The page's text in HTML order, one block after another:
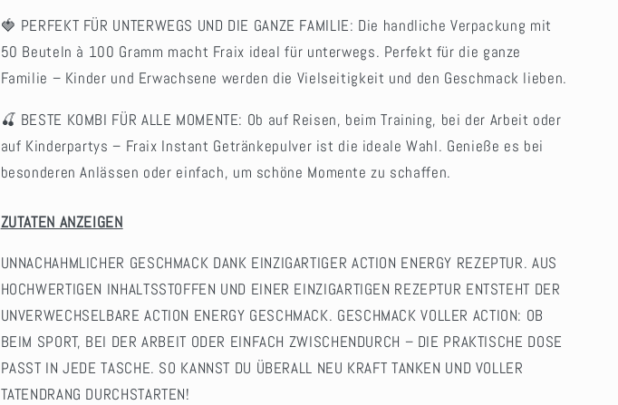
🍓 PERFEKT FÜR UNTERWEGS UND DIE GANZE FAMILIE: Die handliche Verpackung mit
50 Beuteln à 100 Gramm macht Fraix ideal für unterwegs. Perfekt für die ganze
Familie – Kinder und Erwachsene werden die Vielseitigkeit und den Geschmack lieben.
🍒 BESTE KOMBI FÜR ALLE MOMENTE: Ob auf Reisen, beim Training, bei der Arbeit oder
auf Kinderpartys – Fraix Instant Getränkepulver ist die ideale Wahl. Genieße es bei
besonderen Anlässen oder einfach, um schöne Momente zu schaffen.
ZUTATEN ANZEIGEN
UNNACHAHMLICHER GESCHMACK DANK EINZIGARTIGER ACTION ENERGY REZEPTUR. AUS
HOCHWERTIGEN INHALTSSTOFFEN UND EINER EINZIGARTIGEN REZEPTUR ENTSTEHT DER
UNVERWECHSELBARE ACTION ENERGY GESCHMACK. GESCHMACK VOLLER ACTION: OB
BEIM SPORT, BEI DER ARBEIT ODER EINFACH ZWISCHENDURCH – DIE PRAKTISCHE DOSE
PASST IN JEDE TASCHE. SO KANNST DU ÜBERALL NEU KRAFT TANKEN UND VOLLER
TATENDRANG DURCHSTARTEN!